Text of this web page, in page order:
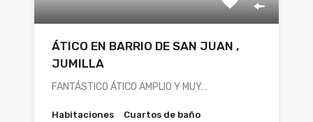
ÁTICO EN BARRIO DE SAN JUAN ,
JUMILLA
FANTÁSTICO ÁTICO AMPLIO Y MUY…
Habitaciones Cuartos de baño